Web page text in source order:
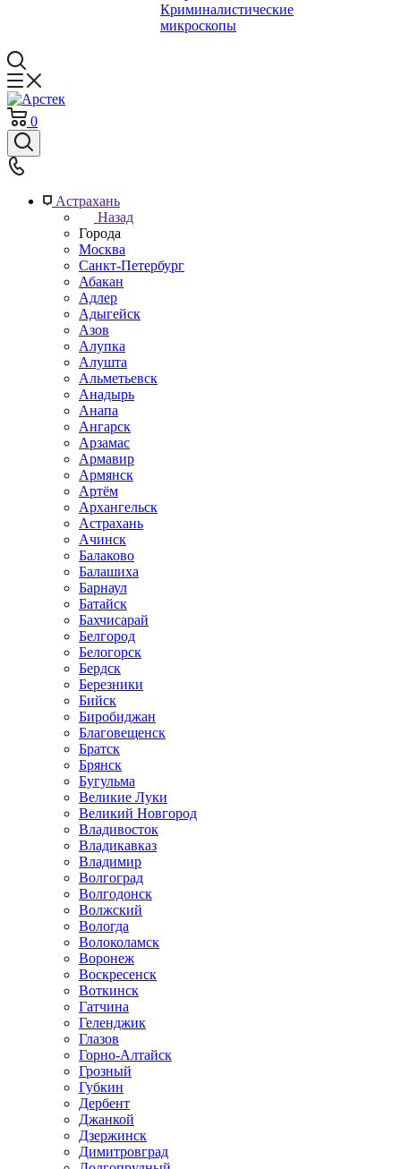
Криминалистические
микроскопы
0
Астрахань
Назад
Города
Москва
Санкт-Петербург
Абакан
Адлер
Адыгейск
Азов
Алупка
Алушта
Альметьевск
Анадырь
Анапа
Ангарск
Арзамас
Армавир
Армянск
Артём
Архангельск
Астрахань
Ачинск
Балаково
Балашиха
Барнаул
Батайск
Бахчисарай
Белгород
Белогорск
Бердск
Березники
Бийск
Биробиджан
Благовещенск
Братск
Брянск
Бугульма
Великие Луки
Великий Новгород
Владивосток
Владикавказ
Владимир
Волгоград
Волгодонск
Волжский
Вологда
Волоколамск
Воронеж
Воскресенск
Воткинск
Гатчина
Геленджик
Глазов
Горно-Алтайск
Грозный
Губкин
Дербент
Джанкой
Дзержинск
Димитровград